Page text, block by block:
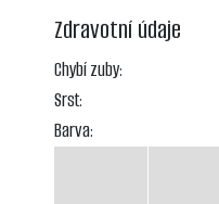
Zdravotní údaje
Chybí zuby:
Srst:
Barva: